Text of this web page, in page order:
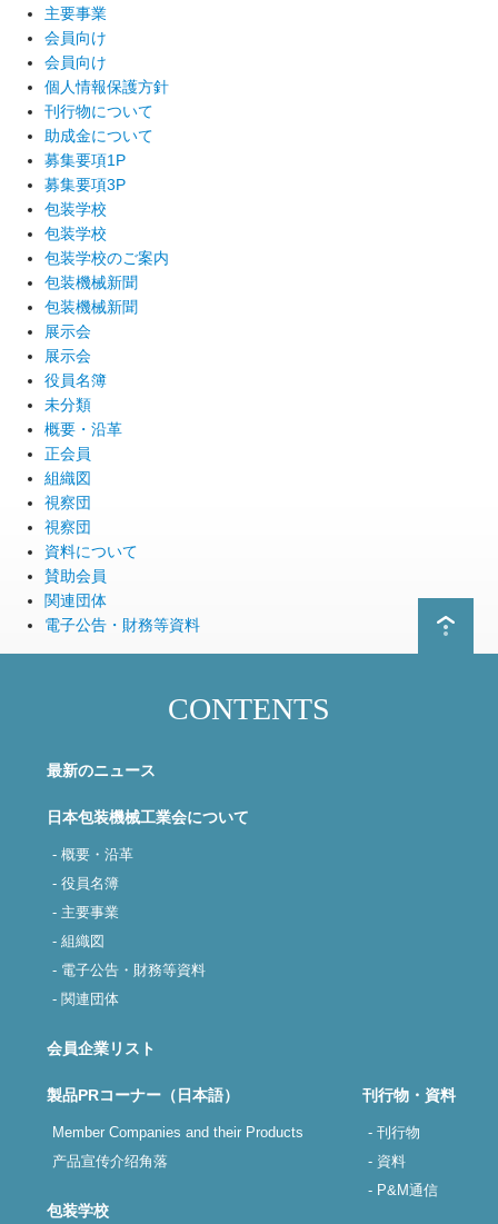
主要事業
会員向け
会員向け
個人情報保護方針
刊行物について
助成金について
募集要項1P
募集要項3P
包装学校
包装学校
包装学校のご案内
包装機械新聞
包装機械新聞
展示会
展示会
役員名簿
未分類
概要・沿革
正会員
組織図
視察団
視察団
資料について
賛助会員
関連団体
電子公告・財務等資料
CONTENTS
最新のニュース
日本包装機械工業会について
- 概要・沿革
- 役員名簿
- 主要事業
- 組織図
- 電子公告・財務等資料
- 関連団体
会員企業リスト
製品PRコーナー（日本語）
Member Companies and their Products
产品宣传介绍角落
包装学校
刊行物・資料
- 刊行物
- 資料
- P&M通信